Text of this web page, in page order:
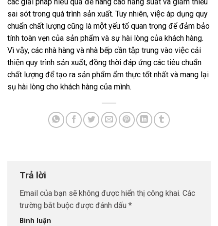
sai sót trong quá trình sản xuất. Tuy nhiên, việc áp dụng quy
chuẩn chất lượng cũng là một yếu tố quan trọng để đảm bảo
tính toàn vẹn của sản phẩm và sự hài lòng của khách hàng.
Vì vậy, các nhà hàng và nhà bếp cần tập trung vào việc cải
thiện quy trình sản xuất, đồng thời đáp ứng các tiêu chuẩn
chất lượng để tạo ra sản phẩm ẩm thực tốt nhất và mang lại
sụ hài lòng cho khách hàng của mình.
Trả lời
Email của bạn sẽ không được hiển thị công khai. Các
trường bắt buộc được đánh dấu *
Bình luận